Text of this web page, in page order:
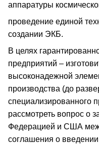
аппаратуры
проведение единой
создании ЭКБ.
В целях
предприятий –
высоконадежной
производства (до
специализированного
рассмотреть вопрос о
Федерацией и США
соглашения о